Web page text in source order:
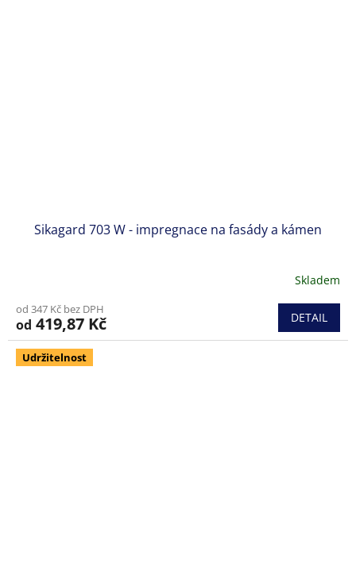
Sikagard 703 W - impregnace na fasády a kámen
produktu
je
5,0
Skladem
od 347 Kč bez DPH
od 419,87 Kč DETAIL
Udržitelnost